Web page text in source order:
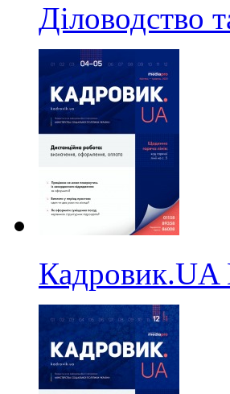
Діловодство
Кадровик.UA